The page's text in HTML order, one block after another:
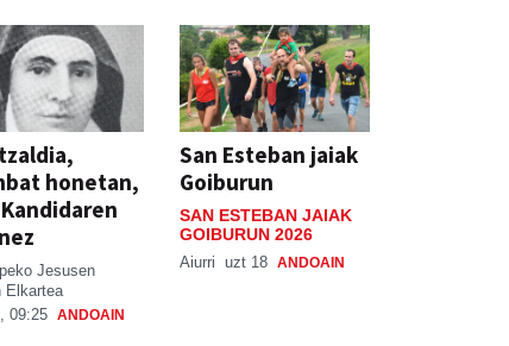
honetan,
Jesusen
Elkartea
09:25 ANDOAIN
San Esteban jaiak
Goiburun
SAN ESTEBAN JAIAK
GOIBURUN 2026
Aiurri uzt 18 ANDOAIN